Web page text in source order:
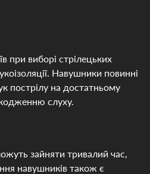
при виборі стрілецьких
Навушники повинні
пострілу на достатньому
слуху.
зайняти тривалий час,
навушників також є